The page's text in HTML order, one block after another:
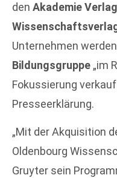
den Akademie Verlag
Unternehmen
Bildungsgruppe „im
Fokussierung
Presseerklärung.
„Mit der Akquisition
Oldenbourg
Gruyter sein